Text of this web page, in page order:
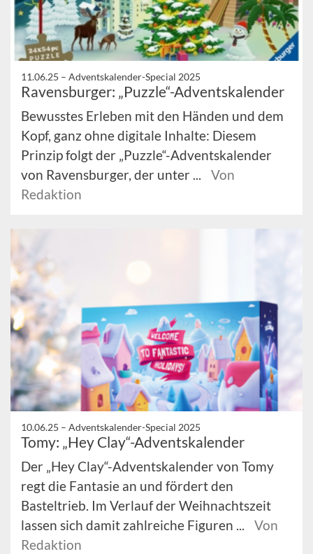
11.06.25 – Adventskalender-Special 2025
Ravensburger: „Puzzle“-Adventskalender
Bewusstes Erleben mit den Händen und dem
Kopf, ganz ohne digitale Inhalte: Diesem
Prinzip folgt der „Puzzle“-Adventskalender
von Ravensburger, der unter ...
Von
Redaktion
10.06.25 – Adventskalender-Special 2025
Tomy: „Hey Clay“-Adventskalender
Der „Hey Clay“-Adventskalender von Tomy
regt die Fantasie an und fördert den
Basteltrieb. Im Verlauf der Weihnachtszeit
lassen sich damit zahlreiche Figuren ...
Von
Redaktion